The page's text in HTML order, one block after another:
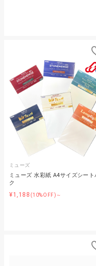
ミューズ
ミューズ 水彩紙 A4サイズシート
ク
¥1,188 (10%OFF)～